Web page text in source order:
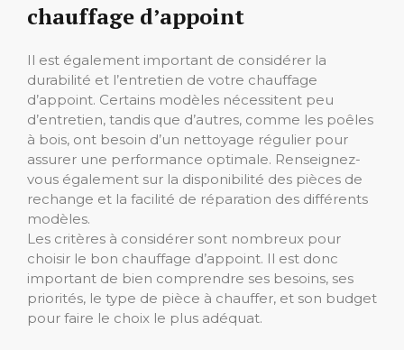
chauffage d’appoint
Il est également important de considérer la
durabilité et l’entretien de votre chauffage
d’appoint. Certains modèles nécessitent peu
d’entretien, tandis que d’autres, comme les poêles
à bois, ont besoin d’un nettoyage régulier pour
assurer une performance optimale. Renseignez-
vous également sur la disponibilité des pièces de
rechange et la facilité de réparation des différents
modèles.
Les critères à considérer sont nombreux pour
choisir le bon chauffage d’appoint. Il est donc
important de bien comprendre ses besoins, ses
priorités, le type de pièce à chauffer, et son budget
pour faire le choix le plus adéquat.